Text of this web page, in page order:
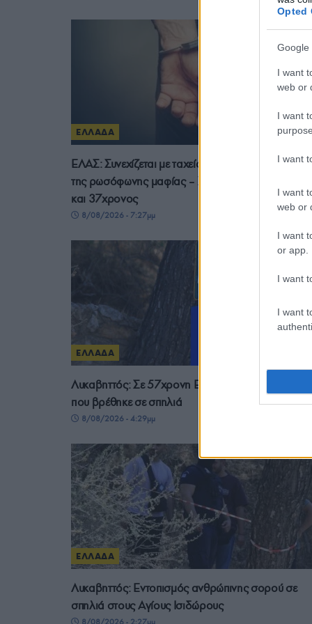
Opted
Google
I want
web or
I want
I want
I want
web or
I want
or app.
I want
I want
ΕΛΛΑΔΑ
ΕΛΑΣ: Συνεχίζεται με ταχείς ρυθμούς η εξάρθρωση
της ρωσόφωνης μαφίας – Συνελήφθησαν
και 37χρονος
8/08/2026 - 7:27μμ
ΕΛΛΑΔΑ
Λυκαβηττός: Σε 57χρονη Ελληνίδα ανήκει η σορός
που βρέθηκε σε σπηλιά
8/08/2026 - 4:29μμ
ΕΛΛΑΔΑ
Λυκαβηττός: Εντοπισμός ανθρώπινης σορού σε
σπηλιά στους Αγίους Ισιδώρους
8/08/2026 - 2:27μμ